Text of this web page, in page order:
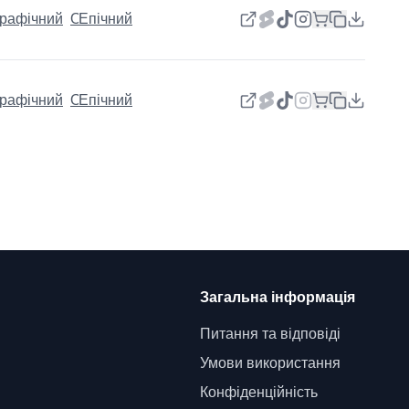
Оркестрова
Епічний
Оркестрова
Епічний
Загальна інформація
Питання та відповіді
Умови використання
Конфіденційність